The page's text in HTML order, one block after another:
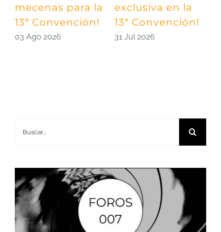
mecenas para la
13ª Convención!
03 Ago 2026
exclusiva en la
13ª Convención!
31 Jul 2026